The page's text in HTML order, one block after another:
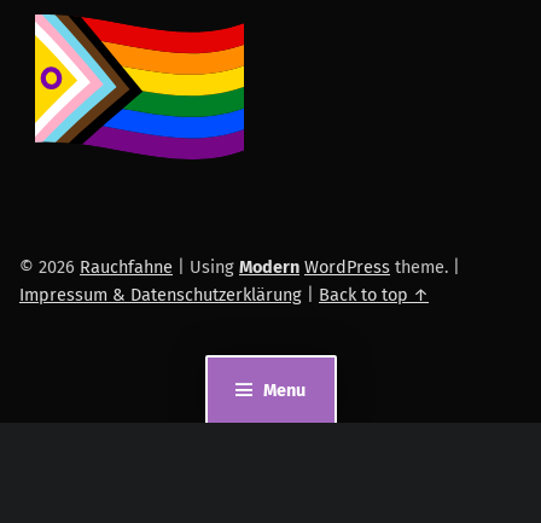
Menu
© 2026 Rauchfahne Using Modern WordPress theme.
Impressum & Datenschutzerklärung
Back to top ↑